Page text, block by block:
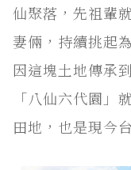
仙聚落，先祖輩
妻倆，持續挑起
因這塊土地傳承
「八仙六代園」
田地，也是現今